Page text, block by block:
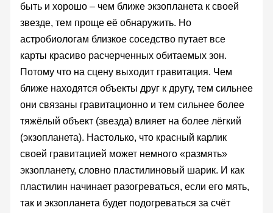
быть и хорошо – чем ближе экзопланета к своей
звезде, тем проще её обнаружить. Но
астробиологам близкое соседство путает все
карты красиво расчерченных обитаемых зон.
Потому что на сцену выходит гравитация. Чем
ближе находятся объекты друг к другу, тем сильнее
они связаны гравитационно и тем сильнее более
тяжёлый объект (звезда) влияет на более лёгкий
(экзопланета). Настолько, что красный карлик
своей гравитацией может немного «размять»
экзопланету, словно пластилиновый шарик. И как
пластилин начинает разогреваться, если его мять,
так и экзопланета будет подогреваться за счёт